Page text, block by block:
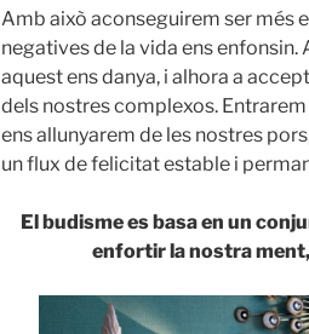
Amb això aconseguirem ser més
negatives de la vida ens
aquest ens danya, i alhora a
dels nostres complexos.
ens allunyarem de les nostres
un flux de felicitat estable i
El budisme es basa en un
enfortir la nostra